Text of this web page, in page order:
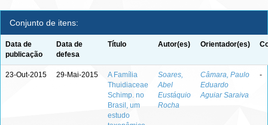
Conjunto de itens:
Data de
publicação
Data de
defesa
Título Autor(es) Orientador(es)
23-Out-2015 29-Mai-2015
A Família
Thuidiaceae
Schimp. no
Brasil, um
estudo
Soares,
Abel
Eustáquio
Rocha
Câmara, Paulo
Eduardo
Aguiar Saraiva
-